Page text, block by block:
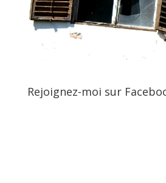
Rejoignez-moi sur